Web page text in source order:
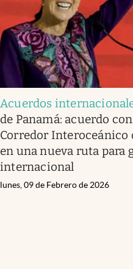
Acuerdos
de Panamá: acuerdo
Corredor Interoceánico
en una nueva ruta para
internacional
lunes, 09 de Febrero de 2026